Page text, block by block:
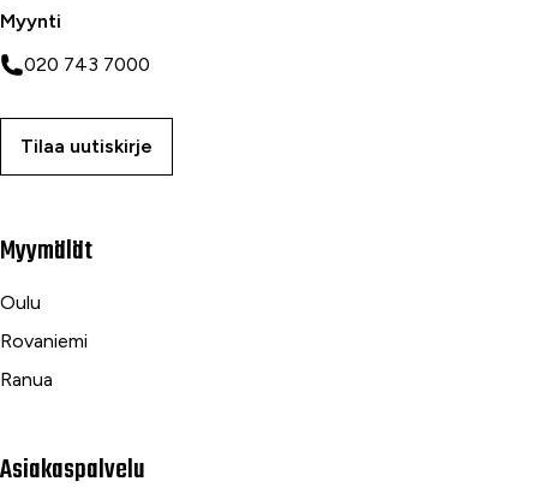
Myynti
020 743 7000
Tilaa uutiskirje
Myymälät
Oulu
Rovaniemi
Ranua
Asiakaspalvelu